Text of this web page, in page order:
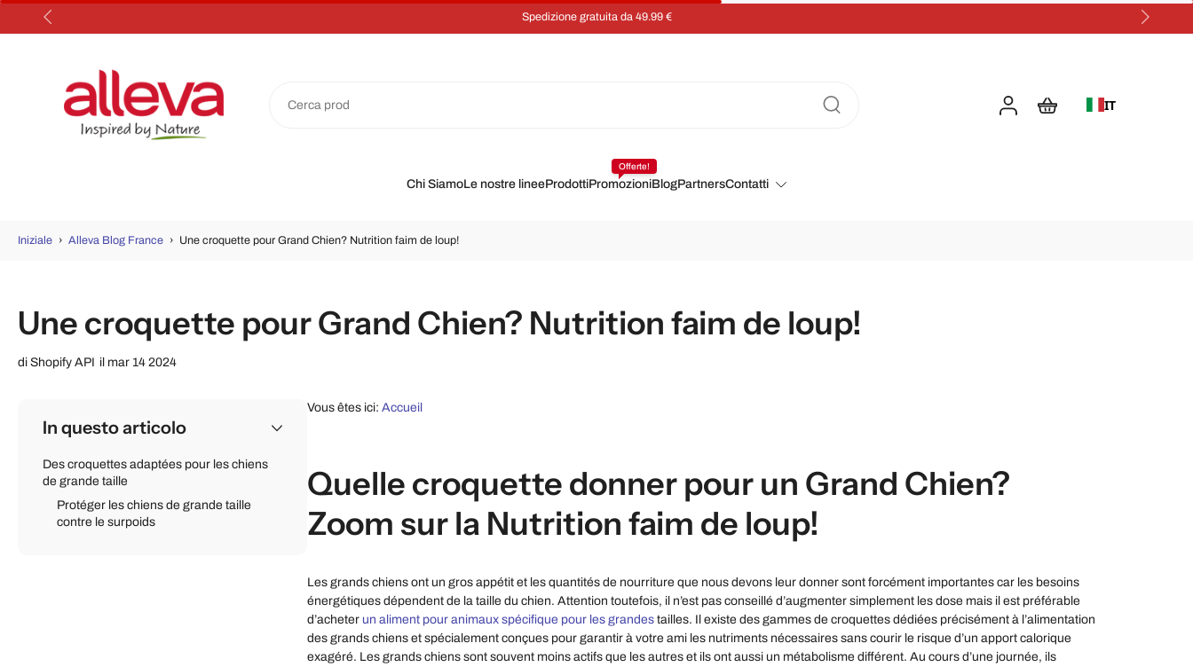
Salta
Spedizione gratuita da 49.99 €
IT
Chi SiamoLe nostre lineeProdottiPromozioni
Offerte!
BlogPartnersContatti
Iniziale › Alleva Blog France › Une croquette pour Grand Chien? Nutrition faim de loup!
Une croquette pour Grand Chien? Nutrition faim de loup!
di Shopify API il mar 14 2024
In questo articolo
Des croquettes adaptées pour les chiens
de grande taille
Protéger les chiens de grande taille
contre le surpoids
Vous êtes ici: Accueil
Quelle croquette donner pour un Grand Chien?
Zoom sur la Nutrition faim de loup!
Les grands chiens ont un gros appétit et les quantités de nourriture que nous devons leur donner sont forcément importantes car les besoins
énergétiques dépendent de la taille du chien. Attention toutefois, il n’est pas conseillé d’augmenter simplement les dose mais il est préférable
d’acheter un aliment pour animaux spécifique pour les grandes tailles. Il existe des gammes de croquettes dédiées précisément à l’alimentation
des grands chiens et spécialement conçues pour garantir à votre ami les nutriments nécessaires sans courir le risque d’un apport calorique
exagéré. Les grands chiens sont souvent moins actifs que les autres et ils ont aussi un métabolisme différent. Au cours d’une journée, ils